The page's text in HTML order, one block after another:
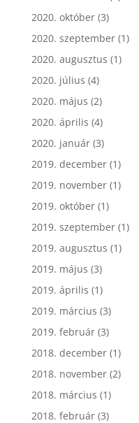
2020. október(3)
2020. szeptember(1)
2020. augusztus (1)
2020. július (4)
2020. május (2)
2020. április (4)
2020. január(3)
2019. december(1)
2019. november(1)
2019. október(1)
2019. szeptember(1)
2019. augusztus (1)
2019. május (3)
2019. április (1)
2019. március (3)
2019. február(3)
2018. december(1)
2018. november(2)
2018. március (1)
2018. február(3)